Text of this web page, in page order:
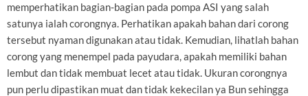
memperhatikan bagian-bagian pada pompa ASI yang salah
satunya ialah corongnya. Perhatikan apakah bahan dari corong
tersebut nyaman digunakan atau tidak. Kemudian, lihatlah bahan
corong yang menempel pada payudara, apakah memiliki bahan
lembut dan tidak membuat lecet atau tidak. Ukuran corongnya
pun perlu dipastikan muat dan tidak kekecilan ya Bun sehingga